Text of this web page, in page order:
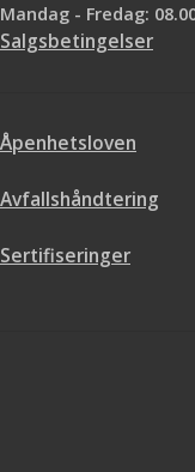
Mandag - Fredag:
Salgsbetingelser
Åpenhetsloven
Avfallshåndtering
Sertifiseringer